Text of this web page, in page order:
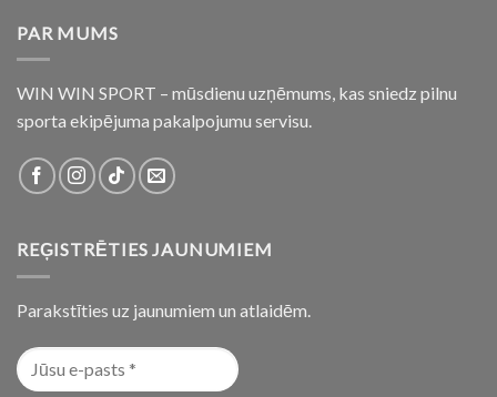
PAR MUMS
WIN WIN SPORT – mūsdienu uzņēmums, kas sniedz pilnu
sporta ekipējuma pakalpojumu servisu.
REĢISTRĒTIES JAUNUMIEM
Parakstīties uz jaunumiem un atlaidēm.